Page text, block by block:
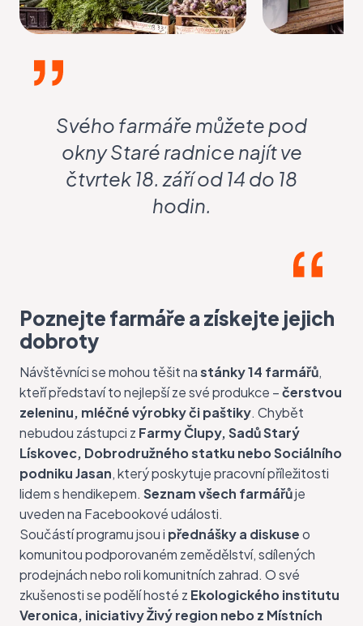
Svého farmáře můžete pod
okny Staré radnice najít ve
čtvrtek 18. září od 14 do 18
hodin.
Poznejte farmáře a získejte jejich
dobroty
Návštěvníci se mohou těšit nastánky 14 farmářů,
kteří představí to nejlepší ze své produkce –čerstvou
zeleninu, mléčné výrobky či paštiky. Chybět
nebudou zástupci z Farmy Člupy, Sadů Starý
Lískovec, Dobrodružného statku nebo Sociálního
podniku Jasan, který poskytuje pracovní příležitosti
lidem s hendikepem. Seznam všech farmářůje
uveden na Facebookové události.
Součástí programu jsou i přednášky a diskuseo
komunitou podporovaném zemědělství, sdílených
prodejnách nebo roli komunitních zahrad. O své
zkušenosti se podělí hosté z Ekologického institutu
Veronica, iniciativy Živý region nebo z Místních